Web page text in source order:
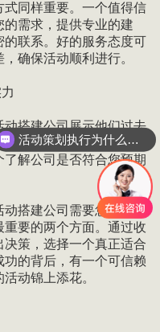
同样重要。一个值得信
需求，提供专业的建
联系。好的服务态度可
确保活动顺利进行。
搭建公司展示他们过去
更直观地了解他们的创
解公司是否符合您预期
搭建公司需要您综合考
要的两个方面。通过收
策，选择一个真正适合
的背后，有一个可信赖
动锦上添花。
活动策划执行为什么要选善达？